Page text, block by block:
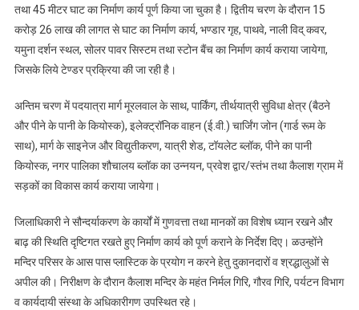
तथा 45 मीटर घाट का निर्माण कार्य पूर्ण किया जा चुका है। द्वितीय चरण के दौरान 15
करोड़ 26 लाख की लागत से घाट का निर्माण कार्य, भण्डार गृह, पाथवे, नाली विद् कवर,
यमुना दर्शन स्थल, सोलर पावर सिस्टम तथा स्टोन बैंच का निर्माण कार्य कराया जायेगा,
जिसके लिये टेण्डर प्रक्रिया की जा रही है।
अन्तिम चरण में पदयात्रा मार्ग मूरलवाल के साथ, पार्किंग, तीर्थयात्री सुविधा क्षेत्र (बैठने
और पीने के पानी के कियोस्क), इलेक्ट्रॉनिक वाहन (ई.वी.) चार्जिंग जोन (गार्ड रूम के
साथ), मार्ग के साइनेज और विद्युतीकरण, यात्री शेड, टॉयलेट ब्लॉक, पीने का पानी
कियोस्क, नगर पालिका शौचालय ब्लॉक का उन्नयन, प्रवेश द्वार/स्तंभ तथा कैलाश ग्राम में
सड़कों का विकास कार्य कराया जायेगा।
जिलाधिकारी ने सौन्दर्याकरण के कार्यों में गुणवत्ता तथा मानकों का विशेष ध्यान रखने और
बाढ़ की स्थिति दृष्टिगत रखते हुए निर्माण कार्य को पूर्ण कराने के निर्देश दिए। ळउन्होंने
मन्दिर परिसर के आस पास प्लास्टिक के प्रयोग न करने हेतु दुकानदारों व श्रद्धालुओं से
अपील की। निरीक्षण के दौरान कैलाश मन्दिर के महंत निर्मल गिरि, गौरव गिरि, पर्यटन विभाग
व कार्यदायी संस्था के अधिकारीगण उपस्थित रहे।